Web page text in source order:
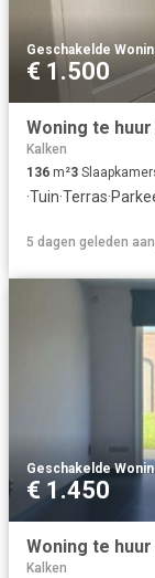
Geschakelde
€ 1.500
Kalken
136 m²3
·Tuin·Terras·
5 dagen geleden
Geschakelde
€ 1.450
Kalken